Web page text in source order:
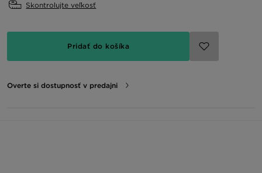
Skontrolujte veľkosť
Pridať do košíka
Overte si dostupnosť v predajni